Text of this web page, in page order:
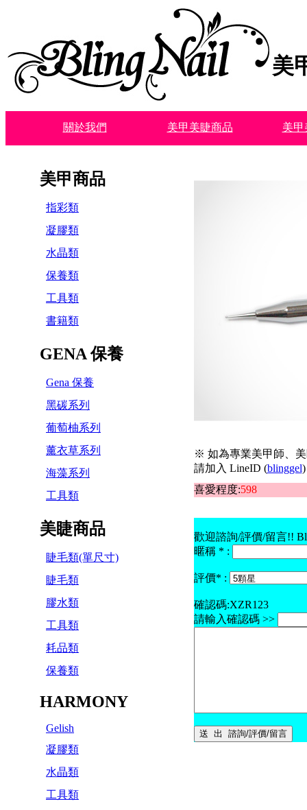
美
關於我們 美甲美睫商品 美甲
美甲商品
指彩類
凝膠類
水晶類
保養類
工具類
書籍類
GENA 保養
Gena 保養
黑碳系列
葡萄柚系列
薰衣草系列
海藻系列
工具類
美睫商品
睫毛類(單尺寸)
睫毛類
膠水類
工具類
耗品類
保養類
HARMONY
Gelish
凝膠類
水晶類
工具類
※ 如為專業美甲師、
請加入 LineID (blinggel)
喜愛程度:598
歡迎諮詢/評價/留言!!
暱稱 * :
評價* :
確認碼:XZR123
請輸入確認碼 >>